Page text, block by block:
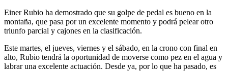
Einer Rubio ha demostrado que su golpe de pedal es bueno en la
montaña, que pasa por un excelente momento y podrá pelear otro
triunfo parcial y cajones en la clasificación.
Este martes, el jueves, viernes y el sábado, en la crono con final en
alto, Rubio tendrá la oportunidad de moverse como pez en el agua y
labrar una excelente actuación. Desde ya, por lo que ha pasado, es